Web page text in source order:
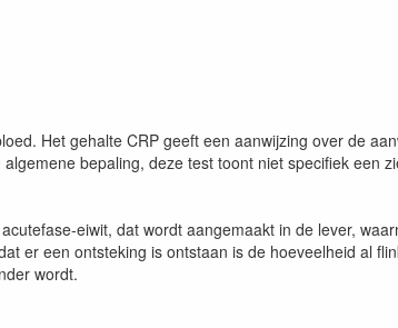
Het gehalte CRP geeft een aanwijzing over de
bepaling, deze test toont niet specifiek een
eiwit, dat wordt aangemaakt in de lever,
er een ontsteking is ontstaan is de hoeveelheid al
wordt.